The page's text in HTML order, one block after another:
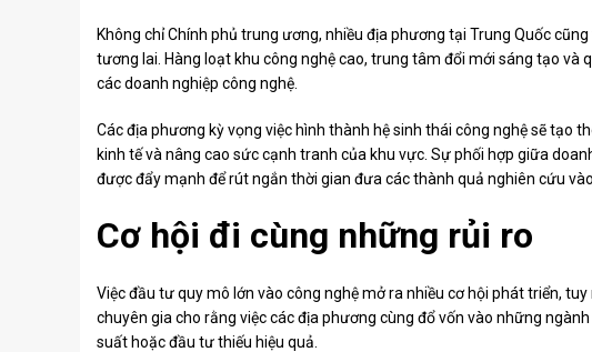
Không chỉ Chính phủ trung ương, nhiều địa phương tại Trung Quốc
tương lai. Hàng loạt khu công nghệ cao, trung tâm đổi mới sáng tạo
các doanh nghiệp công nghệ.
Các địa phương kỳ vọng việc hình thành hệ sinh thái công nghệ sẽ tạo
kinh tế và nâng cao sức cạnh tranh của khu vực. Sự phối hợp giữa
được đẩy mạnh để rút ngắn thời gian đưa các thành quả nghiên cứu
Cơ hội đi cùng những rủi ro
Việc đầu tư quy mô lớn vào công nghệ mở ra nhiều cơ hội phát triển,
chuyên gia cho rằng việc các địa phương cùng đổ vốn vào những
suất hoặc đầu tư thiếu hiệu quả.